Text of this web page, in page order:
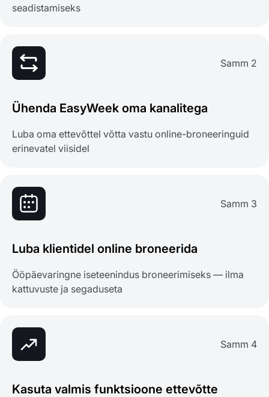
seadistamiseks
Samm 2
Ühenda EasyWeek oma kanalitega
Luba oma ettevõttel võtta vastu online-broneeringuid
erinevatel viisidel
Samm 3
Luba klientidel online broneerida
Ööpäevaringne iseteenindus broneerimiseks — ilma
kattuvuste ja segaduseta
Samm 4
Kasuta valmis funktsioone ettevõtte